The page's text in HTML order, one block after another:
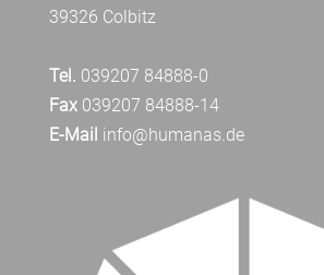
39326 Colbitz
Tel. 039207 84888-0
Fax039207 84888-14
E-Mail info@humanas.de